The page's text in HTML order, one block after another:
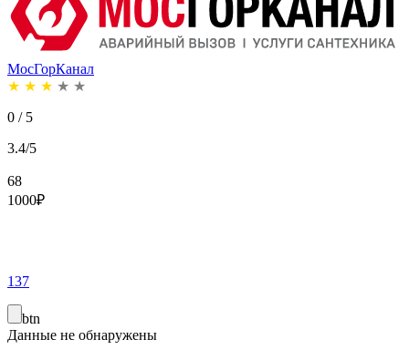
МосГорКанал
★ ★ ★ ★ ★
0 / 5
3.4/5
68
1000₽
137
btn
Данные не обнаружены